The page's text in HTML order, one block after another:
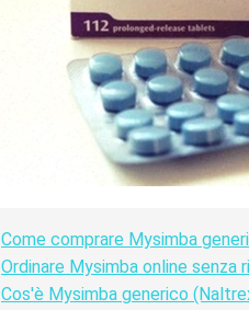
Come comprare Mysimba
Ordinare Mysimba online senza
Cos'è Mysimba generico